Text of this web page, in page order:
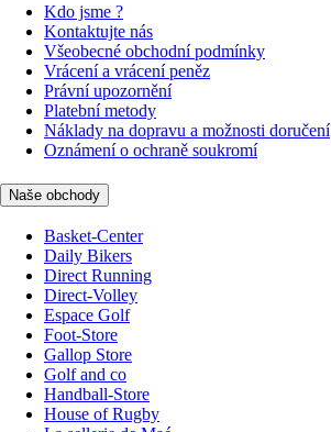
Kdo jsme ?
Kontaktujte nás
Všeobecné obchodní podmínky
Vrácení a vrácení peněz
Právní upozornění
Platební metody
Náklady na dopravu a možnosti doručení
Oznámení o ochraně soukromí
Naše obchody
Basket-Center
Daily Bikers
Direct Running
Direct-Volley
Espace Golf
Foot-Store
Gallop Store
Golf and co
Handball-Store
House of Rugby